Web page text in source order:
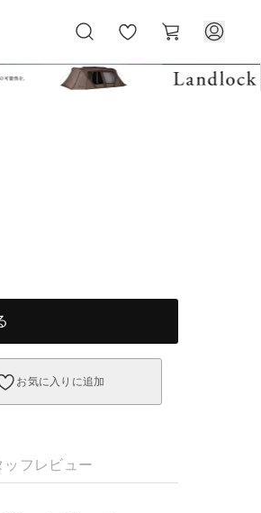
気
に
ー
ト
お気に入りに追加
ッフレビュー